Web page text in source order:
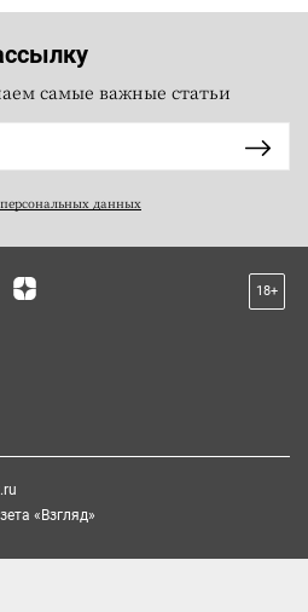
самые важные статьи
данных
18+
«Взгляд»